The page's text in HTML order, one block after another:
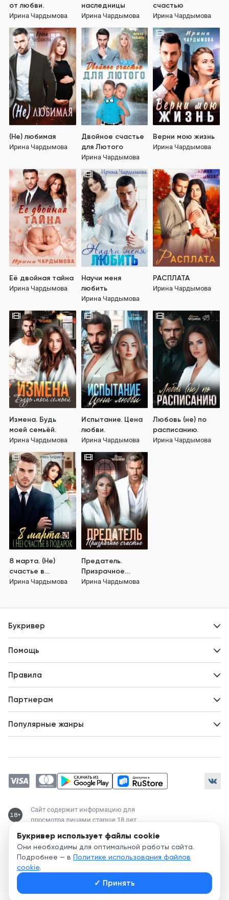
Букривер использует файлы cookie
Они необходимы для оптимальной работы сайта.
Подробнее — в Политике использования файлов
cookie.
✓ Принять
от любви.
Ирина Чардымова
наследницы
Ирина Чардымова
счастью
Ирина Чардымова
(Не) любимая
Ирина Чардымова
Двойное счастье
для Лютого
Ирина Чардымова
Верни мою жизнь
Ирина Чардымова
Её двойная тайна
Ирина Чардымова
Научи меня
любить
Ирина Чардымова
РАСПЛАТА
Ирина Чардымова
Измена. Будь
моей семьёй.
Ирина Чардымова
Испытание. Цена
любви.
Ирина Чардымова
Любовь (не) по
расписанию.
Ирина Чардымова
8 марта. (Не)
счастье в
подарок.
Ирина Чардымова
Предатель.
Призрачное
счастье.
Ирина Чардымова
Букривер
Новости
Помощь
Правила
Партнерам
Популярные жанры
Магические академии
Современный любовный роман
Любовное фэнтези
18+
Сайт содержит информацию для
просмотра лицами старше 18 лет
Служба поддержки:
support@bookriver.ru
2020-
© Bookriver — литературно-издательская площадка,
объединяющая читателей и авторов.